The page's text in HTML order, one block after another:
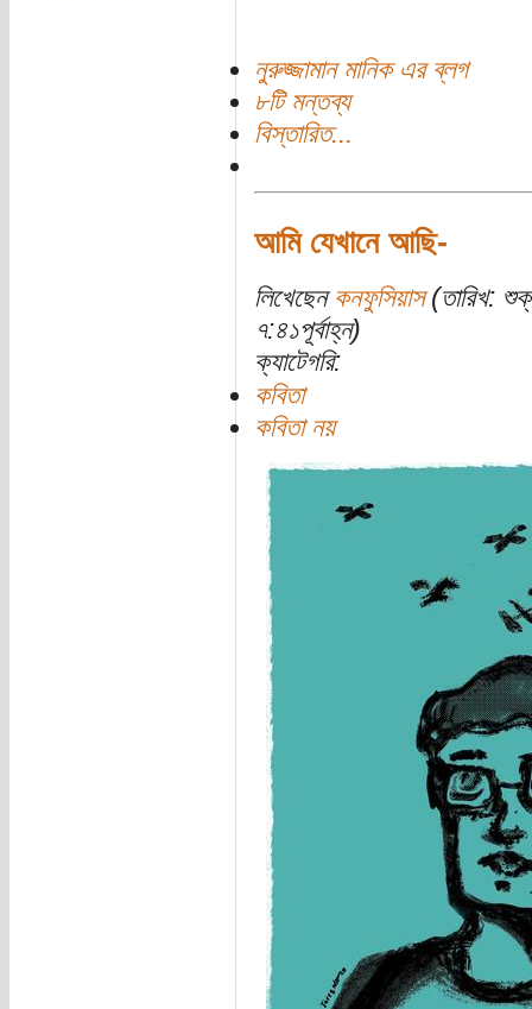
নুরুজ্জামান মানিক এর ব্লগ
৮টি মন্তব্য
বিস্তারিত...
আমি যেখানে আছি-
লিখেছেন কনফুসিয়াস(তারিখ:
৭:৪১পূর্বাহ্ন)
ক্যাটেগরি:
কবিতা
কবিতা নয়